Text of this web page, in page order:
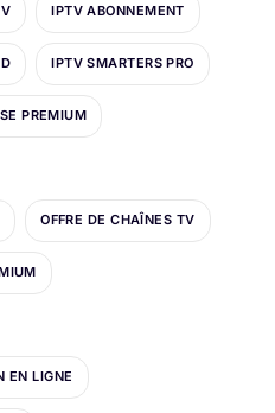
IPTV ABONNEMENT
IPTV SMARTERS PRO
PREMIUM
OFFRE DE CHAÎNES TV
EN LIGNE